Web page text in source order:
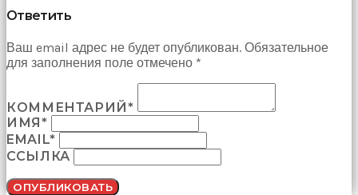
Ответить
Ваш email адрес не будет опубликован. Обязательное
для заполнения поле отмечено *
КОММЕНТАРИЙ*
ИМЯ*
EMAIL*
ССЫЛКА